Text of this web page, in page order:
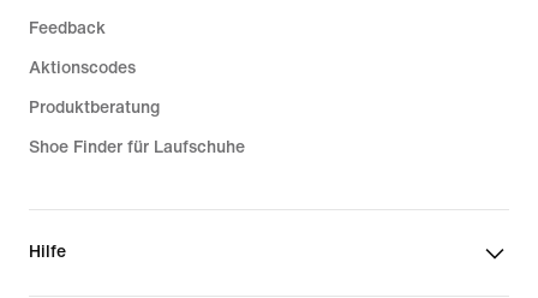
Feedback
Aktionscodes
Produktberatung
Shoe Finder für Laufschuhe
Hilfe